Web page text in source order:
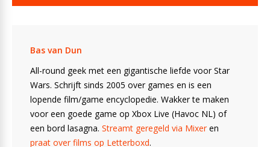
Bas van Dun
All-round geek met een gigantische liefde voor Star
Wars. Schrijft sinds 2005 over games en is een
lopende film/game encyclopedie. Wakker te maken
voor een goede game op Xbox Live (Havoc NL) of
een bord lasagna. Streamt geregeld via Mixeren
praat over films op Letterboxd.